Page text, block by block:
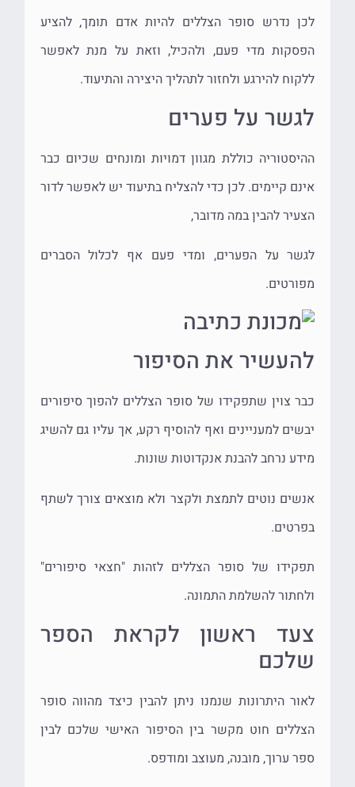
לכן נדרש סופר הצללים להיות אדם תומך, להציע
הפסקות מדי פעם, ולהכיל, וזאת על מנת לאפשר
ללקוח להירגע ולחזור לתהליך היצירה והתיעוד.
לגשר על פערים
ההיסטוריה כוללת מגוון דמויות ומונחים שכיום כבר
אינם קיימים. לכן כדי להצליח בתיעוד יש לאפשר לדור
הצעיר להבין במה מדובר,
לגשר על הפערים, ומדי פעם אף לכלול הסברים
מפורטים.
להעשיר את הסיפור
כבר צוין שתפקידו של סופר הצללים להפוך סיפורים
יבשים למעניינים ואף להוסיף רקע, אך עליו גם להשיג
מידע נרחב להבנת אנקדוטות שונות.
אנשים נוטים לתמצת ולקצר ולא מוצאים צורך לשתף
בפרטים.
תפקידו של סופר הצללים לזהות "חצאי סיפורים"
ולחתור להשלמת התמונה.
צעד ראשון לקראת הספר
שלכם
לאור היתרונות שנמנו ניתן להבין כיצד מהווה סופר
הצללים חוט מקשר בין הסיפור האישי שלכם לבין
ספר ערוך, מובנה, מעוצב ומודפס.